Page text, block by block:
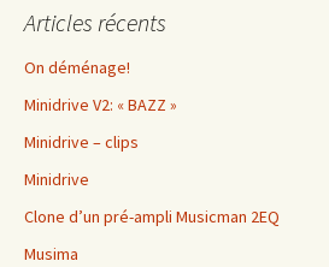
Articles récents
On déménage!
Minidrive V2: « BAZZ »
Minidrive – clips
Minidrive
Clone d’un pré-ampli Musicman 2EQ
Musima